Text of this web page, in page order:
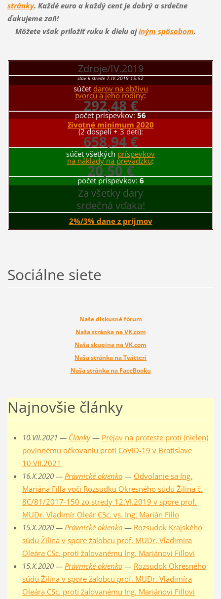
stránky. Každé euro a každý cent je dobrý a srdečne
ďakujeme zaň!
Môžete však priložiť ruku k dielu ajiným spôsobom.
Zdroje/IV.2019
stav k strede 7.IV.2019 15:52
súčet darov na obživu
tvorcu a jeho rodiny:
292,48 €
počet príspevkov: 56
životné minimum 2020
(2 dospelí + 3 deti):
658,94 €
súčet všetkých príspevkov
na náklady na prevádzku:
20,50 €
počet príspevkov: 6
Za všetky dary
srdečná vďaka!
2%/3% dane z príjmov
Sociálne siete
Naše diskusné fórum
Naša stránka na VK.com
Naša skupina na VK.com
Naša stránka na Twitteri
Naša stránka na FaceBooku
Najnovšie články
10.VII.2021 — Články— Prejav na proteste proti (nielen)
povinnému očkovaniu proti CoViD-19 v Bratislave
10.VII.2021
16.X.2020 — Právnické okienko— Odvolanie sa Ing.
Mariána Filla voči Rozsudku Okresného súdu Žilina č.
8C/81/2017-150 zo stredy 12.VI.2019 v spore prof.
MUDr. Vladimír Oleár CSc. vs. Ing. Marián Fillo
15.X.2020 — Právnické okienko— Rozsudok Krajského
súdu Žilina v spore žalobcu prof. MUDr. Vladimíra
Oleára CSc. proti žalovanému Ing. Mariánovi Fillovi
15.X.2020 — Právnické okienko— Rozsudok Okresného
súdu Žilina v spore žalobcu prof. MUDr. Vladimíra
Oleára CSc. proti žalovanému Ing. Mariánovi Fillovi